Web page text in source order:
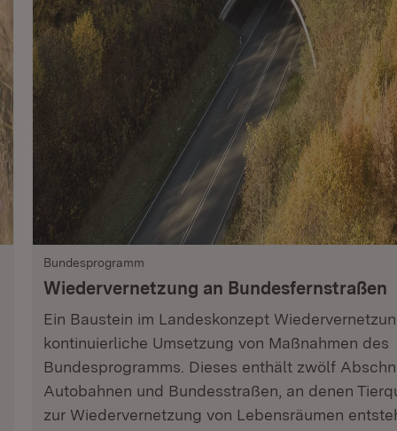
Bundesprogramm
Wiedervernetzung an Bundesfernstraßen
Ein Baustein im Landeskonzept
kontinuierliche Umsetzung von Maßnahmen des
Bundesprogramms. Dieses enthält zwölf
Autobahnen und Bundesstraßen, an denen
zur Wiedervernetzung von Lebensräumen